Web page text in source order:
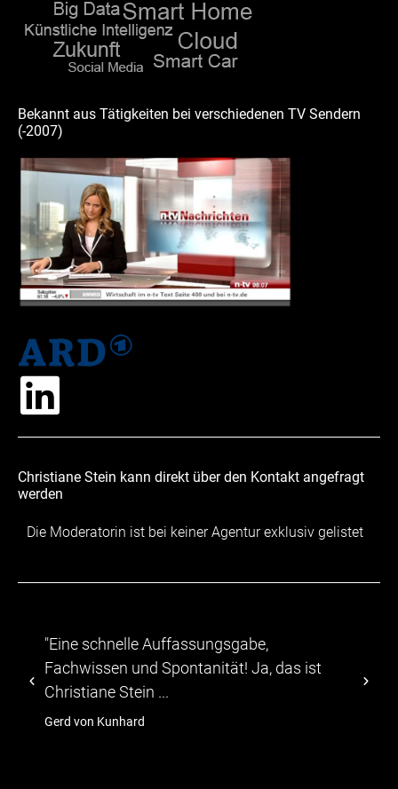
Bekannt aus Tätigkeiten bei verschiedenen TV Sendern
(-2007)
Christiane Stein kann direkt über den Kontakt angefragt
werden
Die Moderatorin ist bei keiner Agentur exklusiv gelistet
"Eine schnelle Auffassungsgabe,
Fachwissen und Spontanität! Ja, das ist
Christiane Stein ...
Gerd von Kunhard